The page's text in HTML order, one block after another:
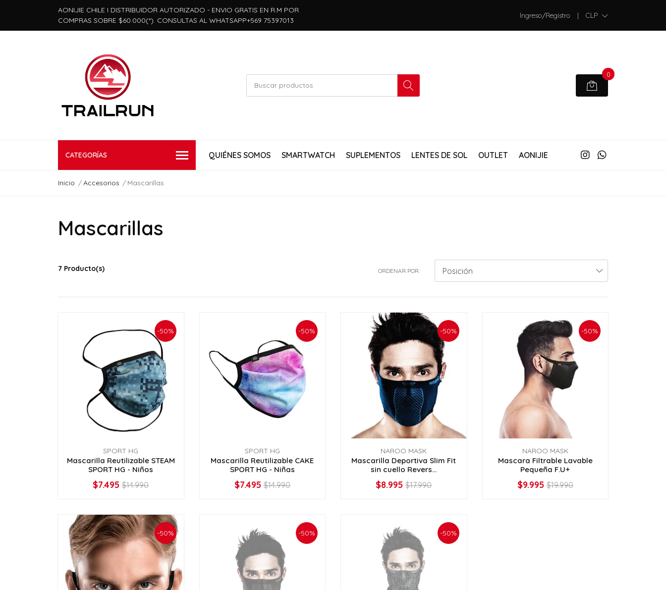
AONIJIE CHILE I DISTRIBUIDOR AUTORIZADO - ENVIO GRATIS EN R.M POR
COMPRAS SOBRE $60.000(*). CONSULTAS AL WHATSAPP+569 75397013
Ingreso/Registro | CLP
0
CATEGORÍAS QUIÉNES SOMOS SMARTWATCH SUPLEMENTOS LENTES DE SOL OUTLET AONIJIE
Inicio Accesorios Mascarillas
Mascarillas
7 Producto(s) ORDENAR POR:
-50%
SPORT HG
Mascarilla Reutilizable STEAM
SPORT HG - Niños
VER OPCIONES
$7.495 $14.990
-50%
SPORT HG
Mascarilla Reutilizable CAKE
SPORT HG - Niñas
VER OPCIONES
$7.495 $14.990
-50%
NAROO MASK
Mascarilla Deportiva Slim Fit
sin cuello Revers...
VER OPCIONES
$8.995 $17.990
-50%
NAROO MASK
Mascara Filtrable Lavable
Pequeña F.U+
VER OPCIONES
$9.995 $19.990
-50% -50% -50%